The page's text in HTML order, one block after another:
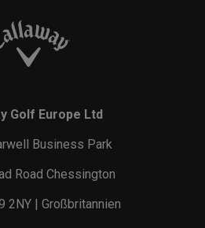
Golf Europe Ltd
Business Park
Road Chessington
2NY | Großbritannien